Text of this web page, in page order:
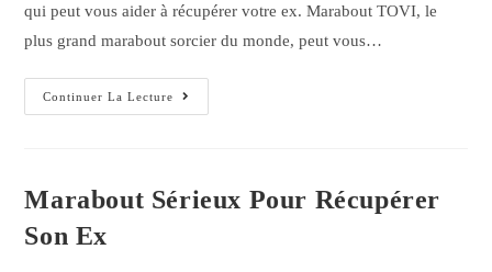
qui peut vous aider à récupérer votre ex. Marabout TOVI, le
plus grand marabout sorcier du monde, peut vous…
Continuer La Lecture
Marabout Sérieux Pour Récupérer
Son Ex